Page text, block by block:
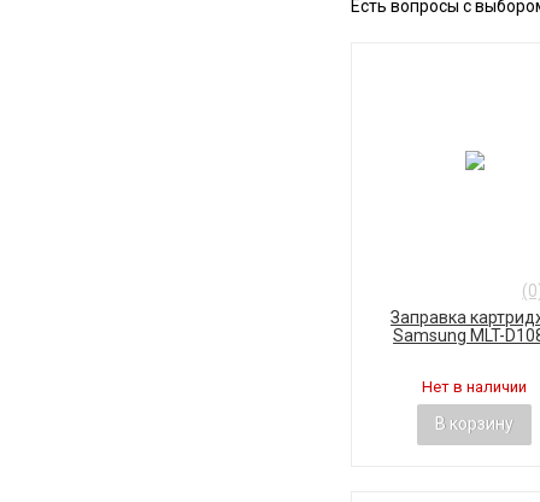
Есть вопросы с
Заправка
Samsung MLT-
Нет в наличии
В корзину